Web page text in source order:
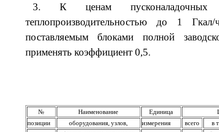
3. К ценам
теплопроизводительностью до 1
поставляемым блоками полной
применять коэффициент 0,5.
№ Наименование Единица
позиции
оборудования, узлов, измерения всего
в